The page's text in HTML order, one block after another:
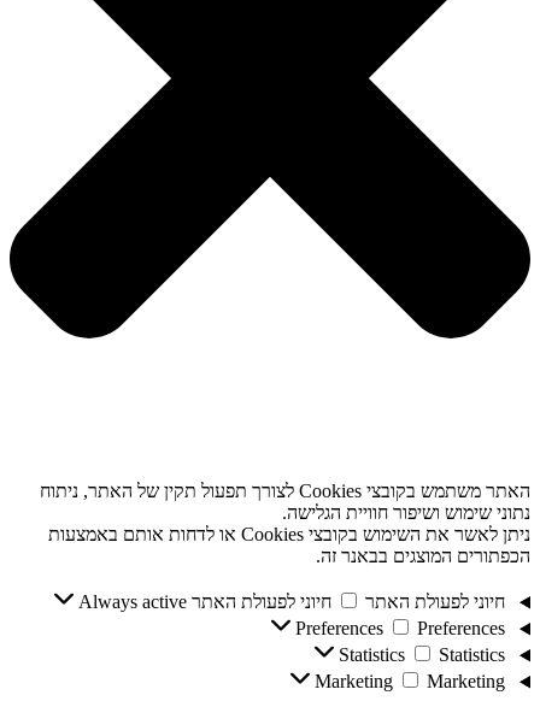
האתר משתמש בקובצי Cookies לצורך תפעול תקין של האתר, ניתוח
נתוני שימוש ושיפור חוויית הגלישה.
ניתן לאשר את השימוש בקובצי Cookies או לדחות אותם באמצעות
הכפתורים המוצגים בבאנר זה.
חיוני לפעולת האתר חיוני לפעולת האתר Always active
Preferences
Preferences
Statistics
Statistics
Marketing
Marketing